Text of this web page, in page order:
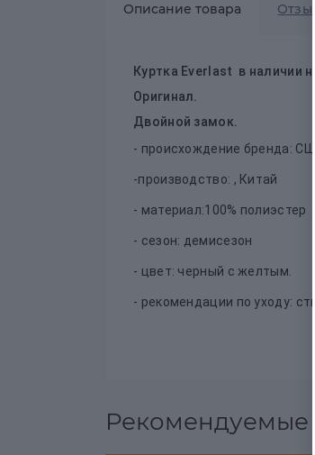
Описание товара
Куртка Everlast в наличии
Оригинал.
Двойной замок.
- происхождение бренда:
-производство: , Китай
- материал:100% полиэстер
- сезон: демисезон
- цвет: черный с желтым.
- рекомендации по уходу:
Рекомендуемые